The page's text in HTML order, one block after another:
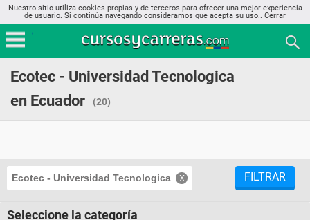
Nuestro sitio utiliza cookies propias y de terceros para ofrecer una mejor experiencia
de usuario. Si continúa navegando consideramos que acepta su uso.. Cerrar
Ecotec - Universidad Tecnologica
en Ecuador
(20)
Ecotec - Universidad Tecnologica FILTRAR
Seleccione la categoría